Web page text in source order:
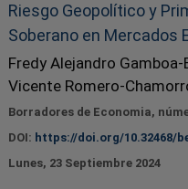
Riesgo Geopolítico y
Soberano en Mercados
Fredy Alejandro
Vicente Romero-
Borradores de Economia,
DOI: https://doi.org/10.32468/
Lunes, 23 Septiembre 2024